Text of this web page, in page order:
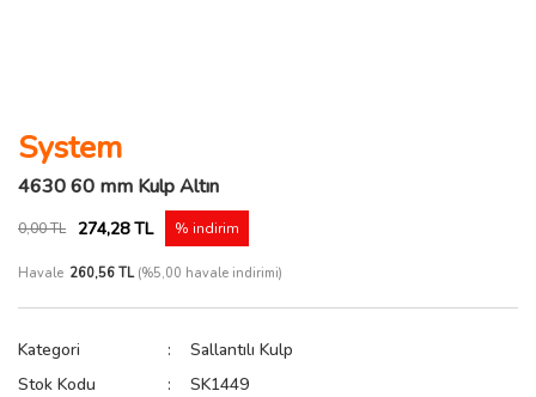
System
4630 60 mm Kulp Altın
0,00 TL 274,28 TL % indirim
Havale 260,56 TL(%5,00 havale indirimi)
Kategori
Sallantılı Kulp
Stok Kodu
SK1449